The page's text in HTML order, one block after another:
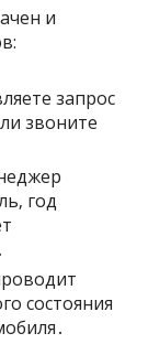
и
запрос
звоните
год
состояния